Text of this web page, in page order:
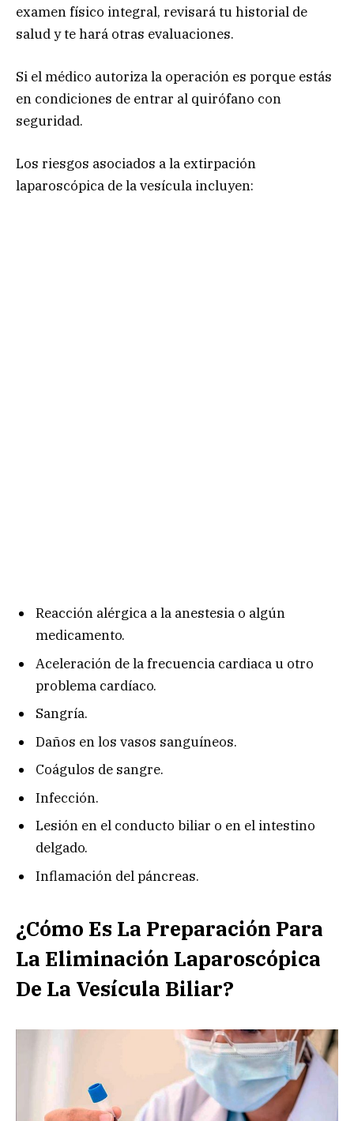
examen físico integral, revisará tu historial de
salud y te hará otras evaluaciones.
Si el médico autoriza la operación es porque estás
en condiciones de entrar al quirófano con
seguridad.
Los riesgos asociados a la extirpación
laparoscópica de la vesícula incluyen:
Reacción alérgica a la anestesia o algún
medicamento.
Aceleración de la frecuencia cardiaca u otro
problema cardíaco.
Sangría.
Daños en los vasos sanguíneos.
Coágulos de sangre.
Infección.
Lesión en el conducto biliar o en el intestino
delgado.
Inflamación del páncreas.
¿Cómo Es La Preparación Para
La Eliminación Laparoscópica
De La Vesícula Biliar?